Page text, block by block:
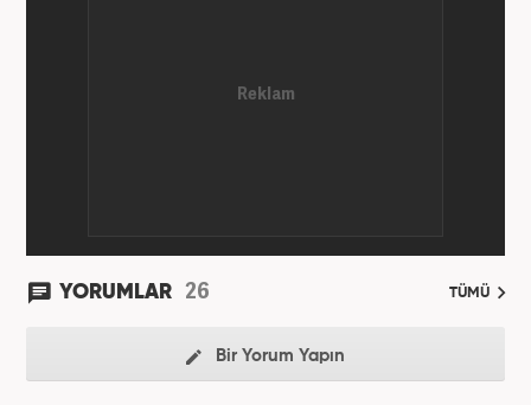
YORUMLAR 26 TÜMÜ
Bir Yorum Yapın